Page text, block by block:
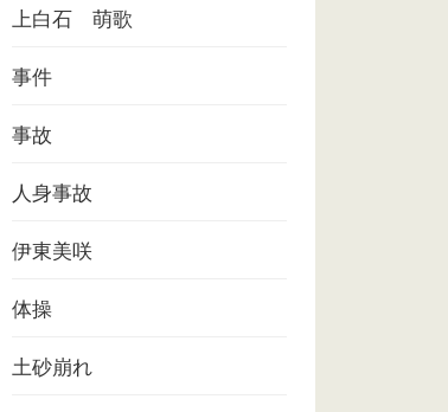
上白石 萌歌
事件
事故
人身事故
伊東美咲
体操
土砂崩れ